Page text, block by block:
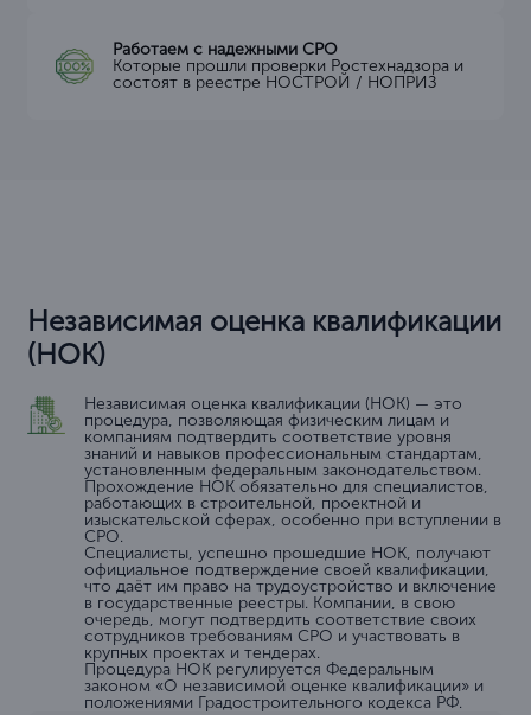
Работаем с надежными СРО
Которые прошли проверки Ростехнадзора и
состоят в реестре НОСТРОЙ / НОПРИЗ
Независимая оценка квалификации
(НОК)
Независимая оценка квалификации (НОК) — это
процедура, позволяющая физическим лицам и
компаниям подтвердить соответствие уровня
знаний и навыков профессиональным стандартам,
установленным федеральным законодательством.
Прохождение НОК обязательно для специалистов,
работающих в строительной, проектной и
изыскательской сферах, особенно при вступлении в
СРО.
Специалисты, успешно прошедшие НОК, получают
официальное подтверждение своей квалификации,
что даёт им право на трудоустройство и включение
в государственные реестры. Компании, в свою
очередь, могут подтвердить соответствие своих
сотрудников требованиям СРО и участвовать в
крупных проектах и тендерах.
Процедура НОК регулируется Федеральным
законом «О независимой оценке квалификации» и
положениями Градостроительного кодекса РФ.